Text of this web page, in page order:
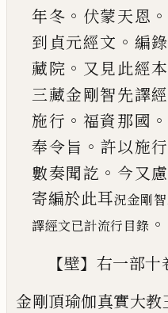
年冬 。 伏蒙天恩 。
到貞元經文 。 編
藏院 。 又見此經本
三藏金剛智先譯
施行 。 福資那國 。
奉令旨 。 許以施
數奏聞訖 。 今又
寄編於此耳況金剛
譯經文已計流行目錄 。
【壁】 右一部十
金剛頂瑜伽真實大教